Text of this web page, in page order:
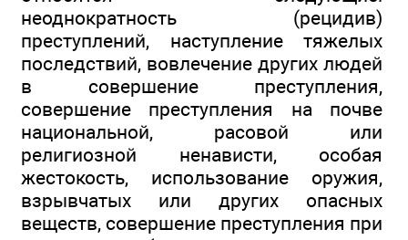
неоднократность (рецидив)
преступлений, наступление тяжелых
последствий, вовлечение других людей
в совершение преступления,
совершение преступления на почве
национальной, расовой или
религиозной ненависти, особая
жестокость, использование оружия,
взрывчатых или других опасных
веществ, совершение преступления при